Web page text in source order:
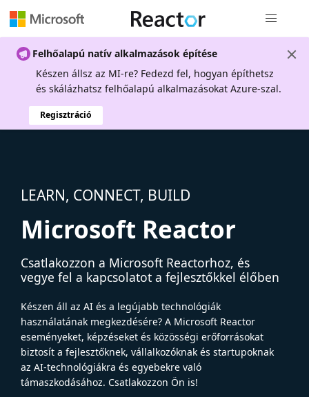
Felhőalapú natív alkalmazások építése
Készen állsz az MI-re? Fedezd fel, hogyan építhetsz
és skálázhatsz felhőalapú alkalmazásokat Azure-szal.
Regisztráció
LEARN, CONNECT, BUILD
Microsoft Reactor
Csatlakozzon a Microsoft Reactorhoz, és
vegye fel a kapcsolatot a fejlesztőkkel élőben
Készen áll az AI és a legújabb technológiák
használatának megkezdésére? A Microsoft Reactor
eseményeket, képzéseket és közösségi erőforrásokat
biztosít a fejlesztőknek, vállalkozóknak és startupoknak
az AI-technológiákra és egyebekre való
támaszkodásához. Csatlakozzon Ön is!